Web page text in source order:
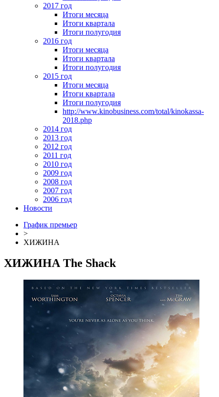
2017 год
Итоги месяца
Итоги квартала
Итоги полугодия
2016 год
Итоги месяца
Итоги квартала
Итоги полугодия
2015 год
Итоги месяца
Итоги квартала
Итоги полугодия
http://www.kinobusiness.com/total/kinokassa-
2018.php
2014 год
2013 год
2012 год
2011 год
2010 год
2009 год
2008 год
2007 год
2006 год
Новости
График премьер
>
ХИЖИНА
ХИЖИНА The Shack